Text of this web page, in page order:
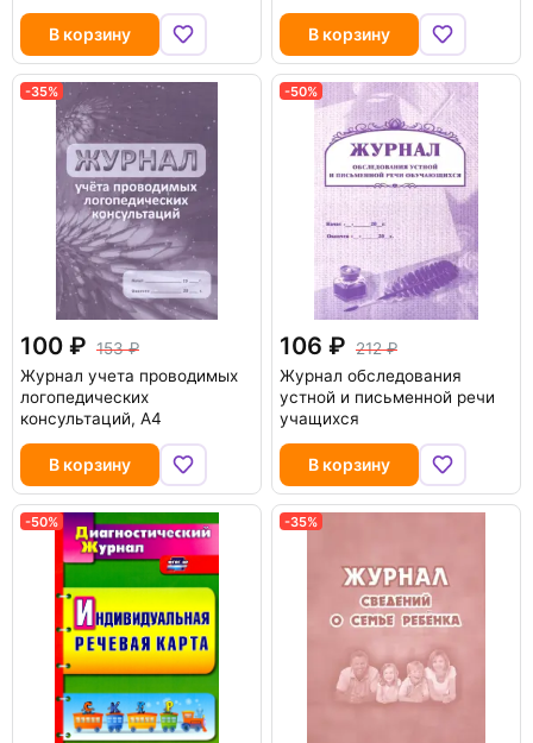
В корзину В корзину
-35%
100
153
Журнал учета проводимых
логопедических
консультаций, А4
В корзину
-50%
106
212
Журнал обследования
устной и письменной речи
учащихся
В корзину
-50% -35%